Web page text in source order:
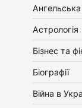
Астрологія
Бізнес та
Біографії
Війна в